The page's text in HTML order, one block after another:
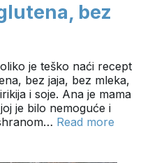
bez
je teško naći recept
bez jaja, bez mleka,
i soje. Ana je mama
je bilo nemoguće i
Read more